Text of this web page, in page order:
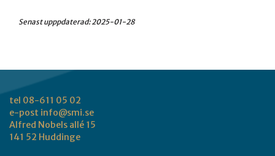
Senast upppdaterad:2025-01-28
tel 08-611 05 02
e-post info@smi.se
Alfred Nobels allé 15
141 52 Huddinge